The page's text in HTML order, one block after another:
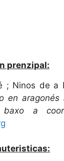
prenzipal:
; Ninos de a
en aragonés
a